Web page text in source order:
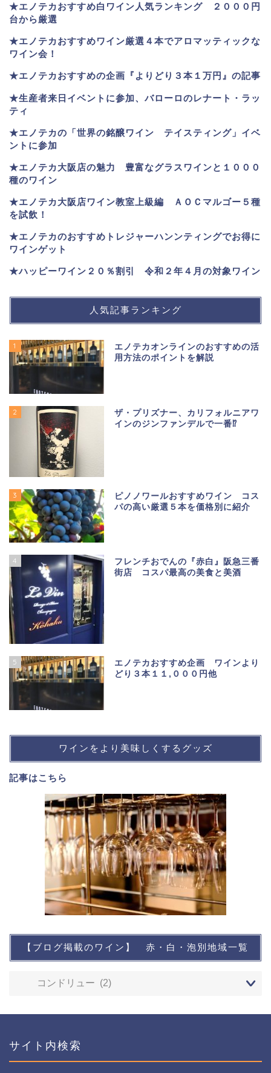
★エノテカおすすめ白ワイン人気ランキング ２０００円
台から厳選
★エノテカおすすめワイン厳選４本でアロマッティックな
ワイン会！
★エノテカおすすめの企画『よりどり３本１万円』の記事
★生産者来日イベントに参加、バローロのレナート・ラッ
ティ
★エノテカの「世界の銘醸ワイン テイスティング」イベ
ントに参加
★エノテカ大阪店の魅力 豊富なグラスワインと１０００
種のワイン
★エノテカ大阪店ワイン教室上級編 ＡＯＣマルゴー５種
を試飲！
★エノテカのおすすめトレジャーハンンティングでお得に
ワインゲット
★ハッピーワイン２０％割引 令和２年４月の対象ワイン
人気記事ランキング
1
エノテカオンラインのおすすめの活
用方法のポイントを解説
2
ザ・プリズナー、カリフォルニアワ
インのジンファンデルで一番⁉
3
ピノノワールおすすめワイン コス
パの高い厳選５本を価格別に紹介
4
フレンチおでんの『赤白』阪急三番
街店 コスパ最高の美食と美酒
5
エノテカおすすめ企画 ワインより
どり３本１１,０００円他
ワインをより美味しくするグッズ
記事はこちら
【ブログ掲載のワイン】 赤・白・泡別地域一覧
サイト内検索
想い出に残るワイン